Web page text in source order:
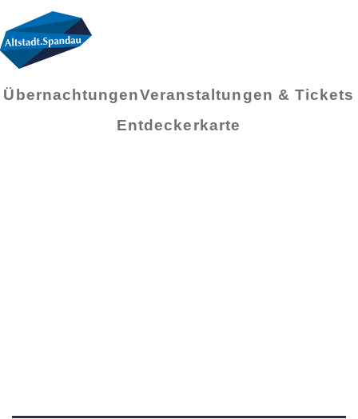
ÜbernachtungenVeranstaltungen & Tickets
Entdeckerkarte